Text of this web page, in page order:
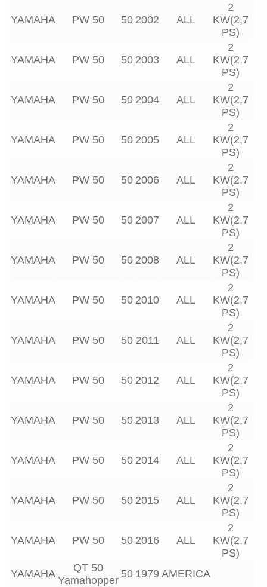
YAMAHA PW 50 50 2002 ALL
2
KW(2,7
PS)
YAMAHA PW 50 50 2003 ALL
2
KW(2,7
PS)
YAMAHA PW 50 50 2004 ALL
2
KW(2,7
PS)
YAMAHA PW 50 50 2005 ALL
2
KW(2,7
PS)
YAMAHA PW 50 50 2006 ALL
2
KW(2,7
PS)
YAMAHA PW 50 50 2007 ALL
2
KW(2,7
PS)
YAMAHA PW 50 50 2008 ALL
2
KW(2,7
PS)
YAMAHA PW 50 50 2010 ALL
2
KW(2,7
PS)
YAMAHA PW 50 50 2011 ALL
2
KW(2,7
PS)
YAMAHA PW 50 50 2012 ALL
2
KW(2,7
PS)
YAMAHA PW 50 50 2013 ALL
2
KW(2,7
PS)
YAMAHA PW 50 50 2014 ALL
2
KW(2,7
PS)
YAMAHA PW 50 50 2015 ALL
2
KW(2,7
PS)
YAMAHA PW 50 50 2016 ALL
2
KW(2,7
PS)
YAMAHA
QT 50
Yamahopper
50 1979 AMERICA